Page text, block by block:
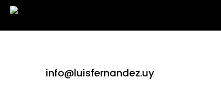
info@luisfernandez.uy